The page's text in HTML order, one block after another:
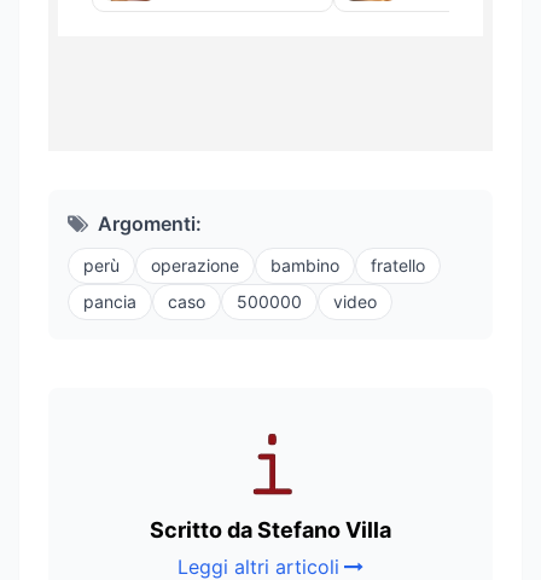
Argomenti:
perù operazione bambino
fratello
pancia
caso 500000 video
Scritto da Stefano Villa
Leggi altri articoli